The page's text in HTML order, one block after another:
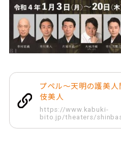
プペル～天明の護美
伎美人
https://www.kabuki-
bito.jp/theaters/